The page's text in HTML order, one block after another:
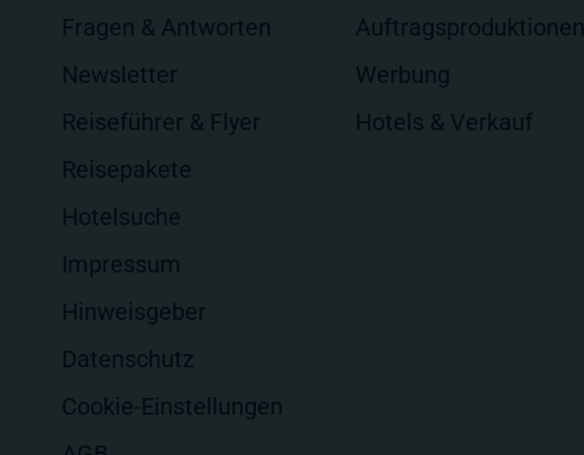
Fragen & Antworten
Newsletter
Reiseführer & Flyer
Reisepakete
Hotelsuche
Impressum
Hinweisgeber
Datenschutz
Cookie-Einstellungen
Auftragsproduktionen
Werbung
Hotels & Verkauf